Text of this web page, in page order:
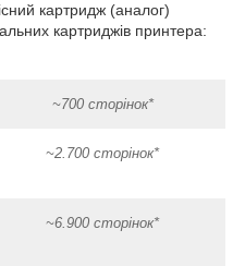
картридж (аналог)
картриджів принтера:
~700 сторінок*
~2.700 сторінок*
~6.900 сторінок*